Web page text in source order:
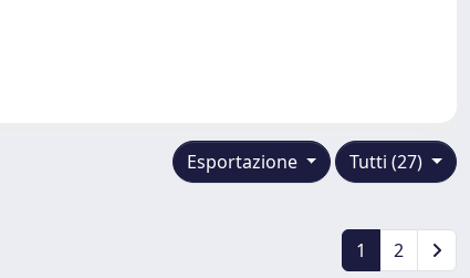
Tutti (27)
Esportazione
1 2